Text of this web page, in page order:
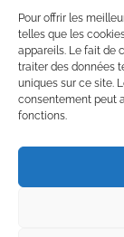
Pour offrir les
telles que les
appareils. Le fait de
traiter des données
uniques sur ce site.
consentement peut
fonctions.